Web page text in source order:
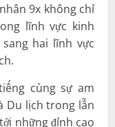
9x không chỉ
lĩnh vực kinh
hai lĩnh vực
cùng sự am
Du lịch trong lẫn
những đỉnh cao